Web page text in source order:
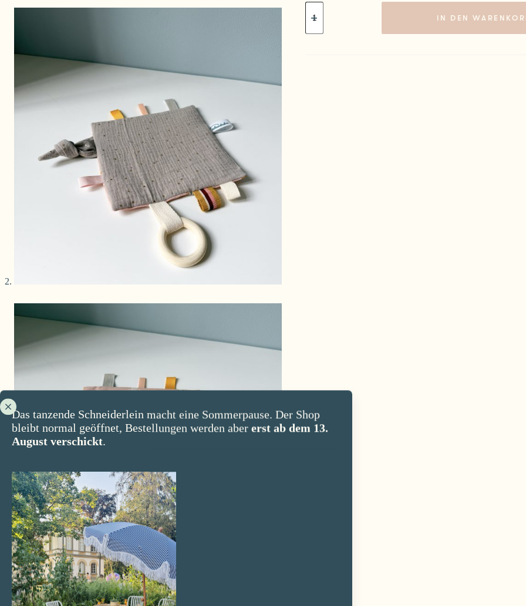
Das tanzende Schneiderlein macht eine Sommerpause. Der Shop
bleibt normal geöffnet, Bestellungen werden aber erst ab dem 13.
August verschickt.
Knistertuch
Mäuseparty
Menge
IN DEN